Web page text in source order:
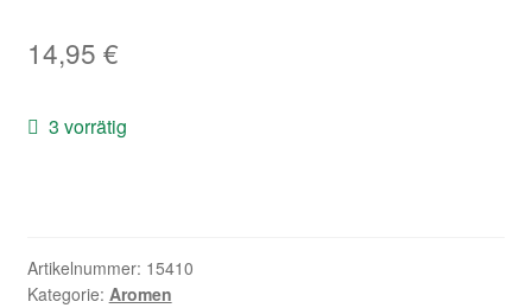
Basen & Nikotin
Zubehör
Kontaktformular
14,95 €
3 vorrätig
Artikelnummer: 15410
Kategorie: Aromen